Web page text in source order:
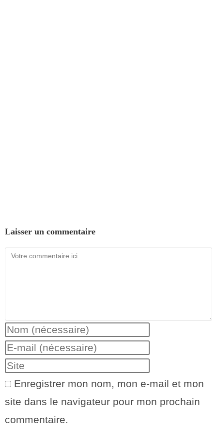
Laisser un commentaire
Enregistrer mon nom, mon e-mail et mon
site dans le navigateur pour mon prochain
commentaire.